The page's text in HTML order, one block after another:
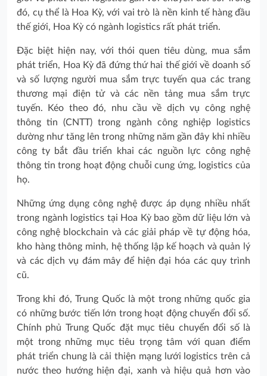
đó, cụ thể là Hoa Kỳ, với vai trò là nền kinh tế hàng đầu
thế giới, Hoa Kỳ có ngành logistics rất phát triển.
Đặc biệt hiện nay, với thói quen tiêu dùng, mua sắm
phát triển, Hoa Kỳ đã đứng thứ hai thế giới về doanh số
và số lượng người mua sắm trực tuyến qua các trang
thương mại điện tử và các nền tảng mua sắm trực
tuyến. Kéo theo đó, nhu cầu về dịch vụ công nghệ
thông tin (CNTT) trong ngành công nghiệp logistics
dường như tăng lên trong những năm gần đây khi nhiều
công ty bắt đầu triển khai các nguồn lực công nghệ
thông tin trong hoạt động chuỗi cung ứng, logistics của
họ.
Những ứng dụng công nghệ được áp dụng nhiều nhất
trong ngành logistics tại Hoa Kỳ bao gồm dữ liệu lớn và
công nghệ blockchain và các giải pháp về tự động hóa,
kho hàng thông minh, hệ thống lập kế hoạch và quản lý
và các dịch vụ đám mây để hiện đại hóa các quy trình
cũ.
Trong khi đó, Trung Quốc là một trong những quốc gia
có những bước tiến lớn trong hoạt động chuyển đổi số.
Chính phủ Trung Quốc đặt mục tiêu chuyển đổi số là
một trong những mục tiêu trọng tâm với quan điểm
phát triển chung là cải thiện mạng lưới logistics trên cả
nước theo hướng hiện đại, xanh và hiệu quả hơn vào